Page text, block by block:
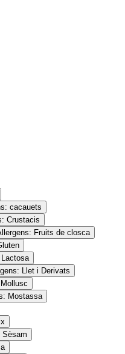
cacauets
Crustacis
Fruits de closca
Llet i Derivats
Mostassa
Sèsam